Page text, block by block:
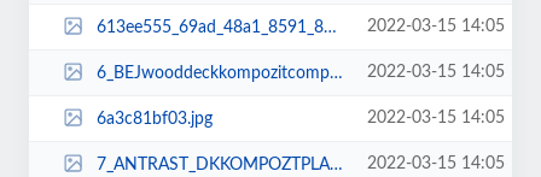
613ee555_69ad_48a1_8591_87969dec___Kopya.jpg 2022-03-15 14:05
6_BEJwooddeckkompozitcompositedeckingfiyatm2bahedeckahapterasterrace.png 2022-03-15 14:05
6a3c81bf03.jpg 2022-03-15 14:05
7_ANTRAST_DKKOMPOZTPLASTKDECKFYATLARIAHAPDEMEplastikhapdeckzeminkaplamafiyatl... 2022-03-15 14:05